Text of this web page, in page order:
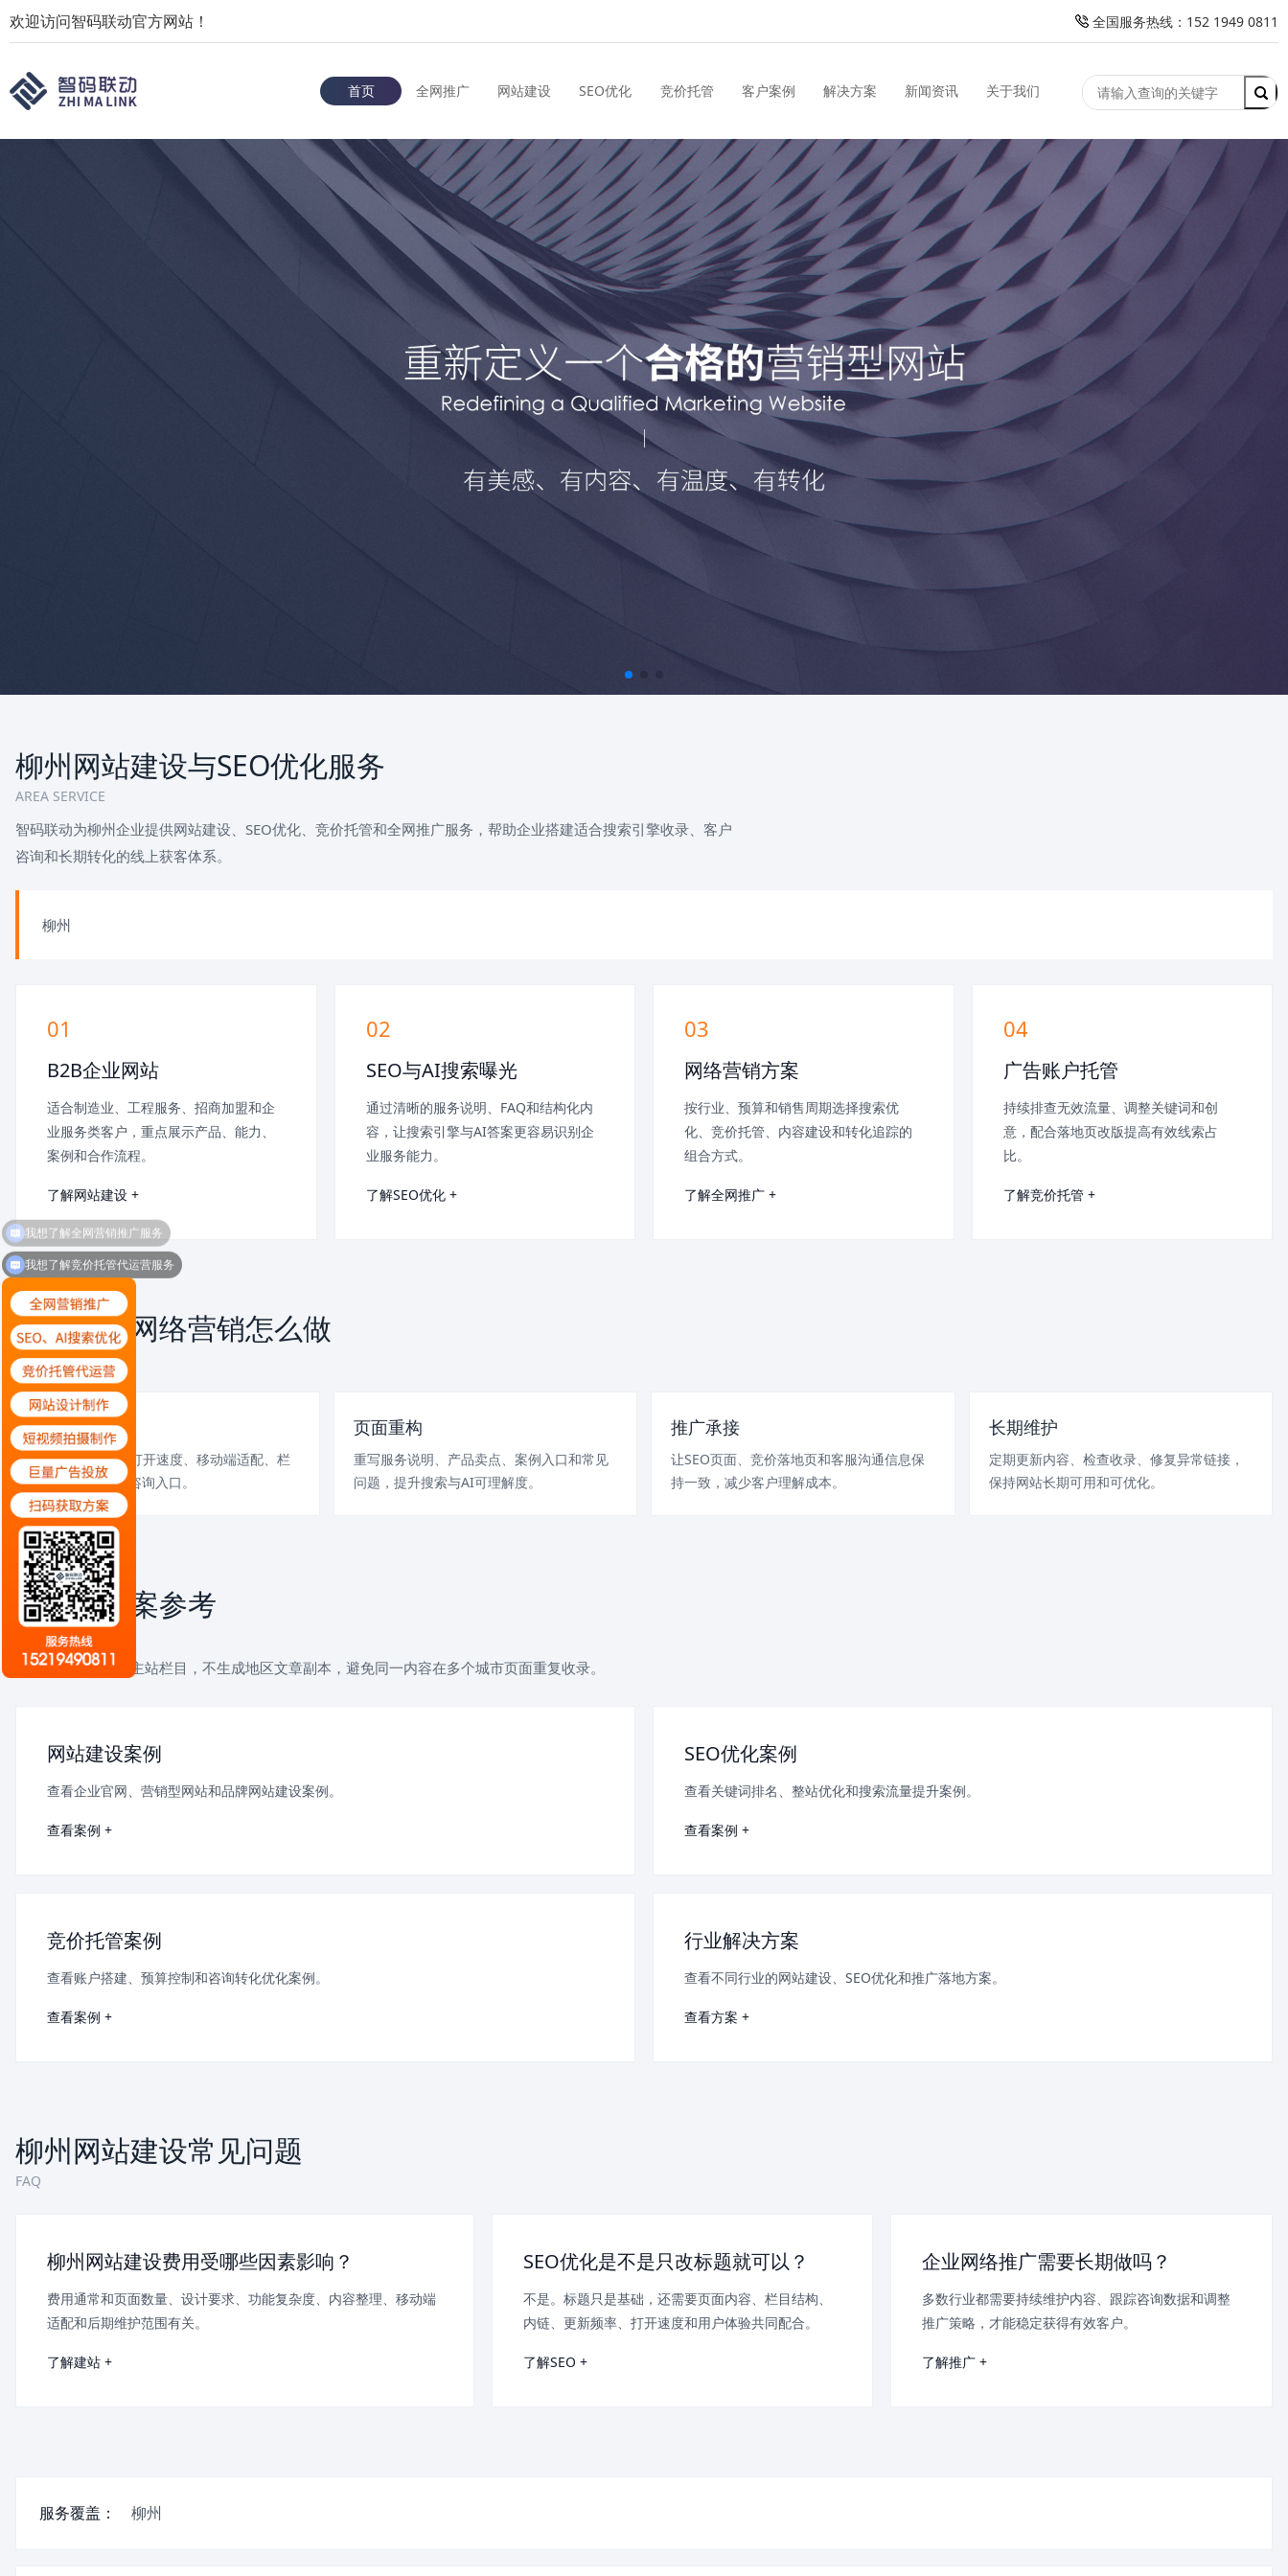
欢迎访问智码联动官方网站！ 全国服务热线：152 1949 0811
首页 全网推广 网站建设 SEO优化 竞价托管 客户案例 解决方案 新闻资讯 关于我们
柳州网站建设与SEO优化服务
AREA SERVICE
智码联动为柳州企业提供网站建设、SEO优化、竞价托管和全网推广服务，帮助企业搭建适合搜索引擎收录、客户
咨询和长期转化的线上获客体系。
柳州
01
B2B企业网站
适合制造业、工程服务、招商加盟和企
业服务类客户，重点展示产品、能力、
案例和合作流程。
了解网站建设 +
02
SEO与AI搜索曝光
通过清晰的服务说明、FAQ和结构化内
容，让搜索引擎与AI答案更容易识别企
业服务能力。
了解SEO优化 +
03
网络营销方案
按行业、预算和销售周期选择搜索优
化、竞价托管、内容建设和转化追踪的
组合方式。
了解全网推广 +
04
广告账户托管
持续排查无效流量、调整关键词和创
意，配合落地页改版提高有效线索占
比。
了解竞价托管 +
柳州企业网络营销怎么做
SERVICE PLAN
网站体检
检查现有网站的打开速度、移动端适配、栏
目层级、TDK和咨询入口。
页面重构
重写服务说明、产品卖点、案例入口和常见
问题，提升搜索与AI可理解度。
推广承接
让SEO页面、竞价落地页和客服沟通信息保
持一致，减少客户理解成本。
长期维护
定期更新内容、检查收录、修复异常链接，
保持网站长期可用和可优化。
案例与方案参考
CASE REFERENCE
以下链接统一回到主站栏目，不生成地区文章副本，避免同一内容在多个城市页面重复收录。
网站建设案例
查看企业官网、营销型网站和品牌网站建设案例。
查看案例 +
SEO优化案例
查看关键词排名、整站优化和搜索流量提升案例。
查看案例 +
竞价托管案例
查看账户搭建、预算控制和咨询转化优化案例。
查看案例 +
行业解决方案
查看不同行业的网站建设、SEO优化和推广落地方案。
查看方案 +
柳州网站建设常见问题
FAQ
柳州网站建设费用受哪些因素影响？
费用通常和页面数量、设计要求、功能复杂度、内容整理、移动端
适配和后期维护范围有关。
了解建站 +
SEO优化是不是只改标题就可以？
不是。标题只是基础，还需要页面内容、栏目结构、
内链、更新频率、打开速度和用户体验共同配合。
了解SEO +
企业网络推广需要长期做吗？
多数行业都需要持续维护内容、跟踪咨询数据和调整
推广策略，才能稳定获得有效客户。
了解推广 +
服务覆盖： 柳州
我想了解竞价托管代运营服务